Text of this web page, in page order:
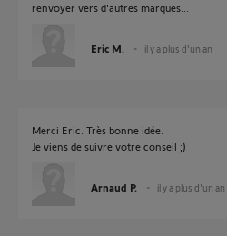
renvoyer vers d'autres marques...
Eric M. il y a plus d'un an
Merci Eric. Très bonne idée.
Je viens de suivre votre conseil ;)
Arnaud P. il y a plus d'un an